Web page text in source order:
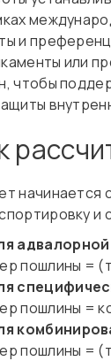
и
или
чтобы
начинается
и
пошлины =
пошлины =
пошлины =